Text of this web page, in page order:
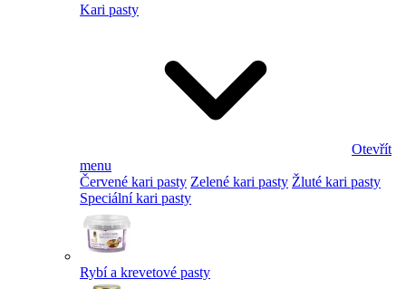
Kari pasty
Otevřít
menu
Červené kari pasty Zelené kari pasty Žluté kari pasty
Speciální kari pasty
Rybí a krevetové pasty